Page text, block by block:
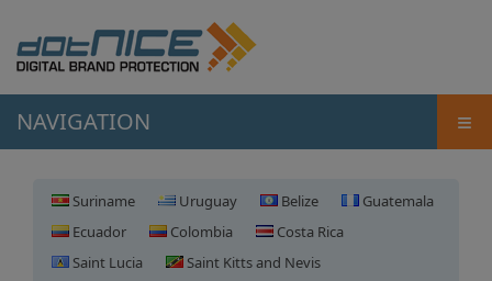
NAVIGATION ≡
Suriname Uruguay Belize
Guatemala
Ecuador
Colombia
Costa Rica
Saint Lucia
Saint Kitts and Nevis